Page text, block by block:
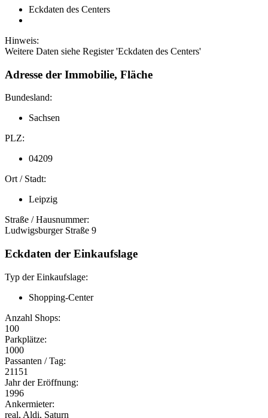
Eckdaten des Centers
Hinweis:
Weitere Daten siehe Register 'Eckdaten des Centers'
Adresse der Immobilie, Fläche
Bundesland:
Sachsen
PLZ:
04209
Ort / Stadt:
Leipzig
Straße / Hausnummer:
Ludwigsburger Straße 9
Eckdaten der Einkaufslage
Typ der Einkaufslage:
Shopping-Center
Anzahl Shops:
100
Parkplätze:
1000
Passanten / Tag:
21151
Jahr der Eröffnung:
1996
Ankermieter:
real, Aldi, Saturn